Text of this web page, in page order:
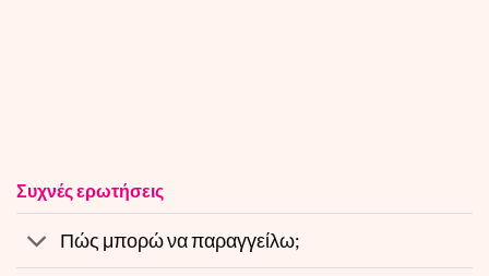
Συχνές ερωτήσεις
Πώς μπορώ να παραγγείλω;